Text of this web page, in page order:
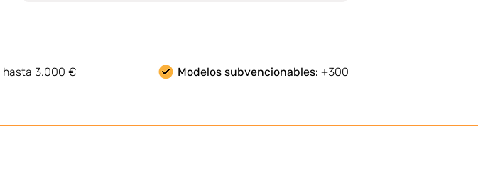
hasta 3.000 € Modelos subvencionables: +300